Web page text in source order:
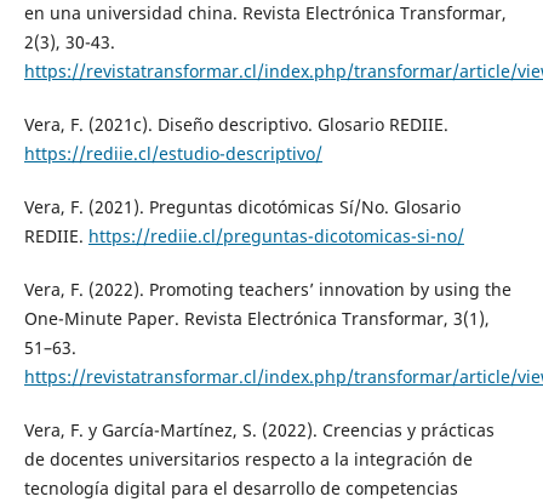
en una universidad china. Revista Electrónica Transformar,
2(3), 30-43.
https://revistatransformar.cl/index.php/transformar/article/
Vera, F. (2021c). Diseño descriptivo. Glosario REDIIE.
https://rediie.cl/estudio-descriptivo/
Vera, F. (2021). Preguntas dicotómicas Sí/No. Glosario
REDIIE. https://rediie.cl/preguntas-dicotomicas-si-no/
Vera, F. (2022). Promoting teachers’ innovation by using the
One-Minute Paper. Revista Electrónica Transformar, 3(1),
51–63.
https://revistatransformar.cl/index.php/transformar/article/
Vera, F. y García-Martínez, S. (2022). Creencias y prácticas
de docentes universitarios respecto a la integración de
tecnología digital para el desarrollo de competencias